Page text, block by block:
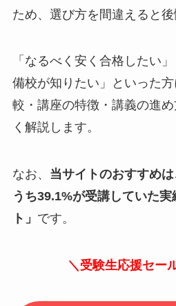
ため、選び方を間違えると後
「なるべく安く合格したい
備校が知りたい」といった
較・講座の特徴・講義の進
く解説します。
なお、 当サイトのおすすめ
うち39.1%が受講していた
ト」 です。
＼受験生応援セー